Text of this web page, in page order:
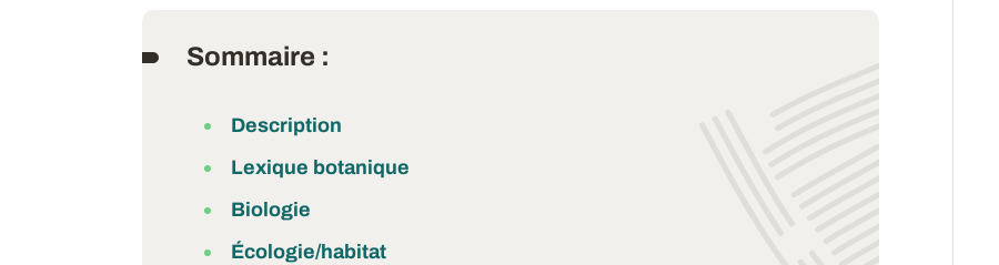
Sommaire :
Description
Lexique botanique
Biologie
Écologie/habitat